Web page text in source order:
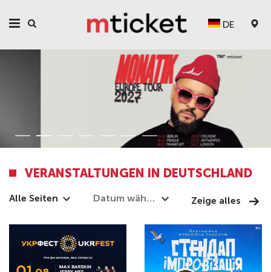
DE
VERANSTALTUNGEN IN DEUTSCHLAND
Alle Seiten Zeige alles